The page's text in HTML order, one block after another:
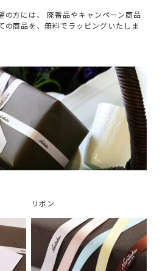
の方には、 廃番品やキャンペーン商品
の商品を、無料でラッピングいたしま
リボン